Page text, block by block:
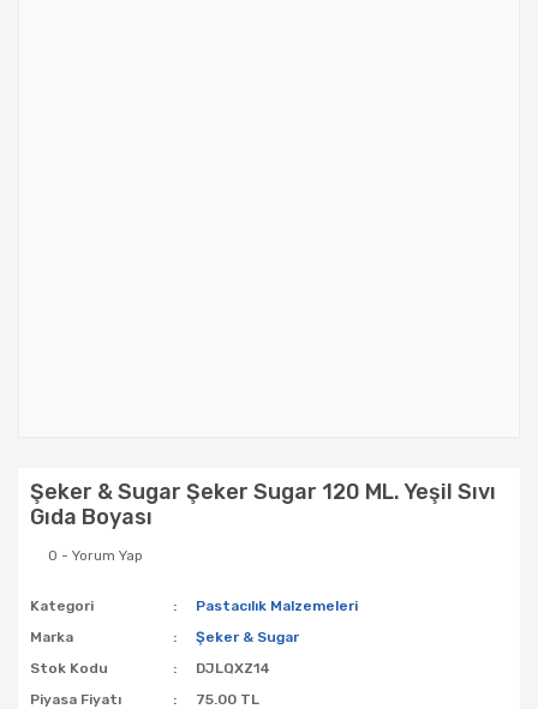
Şeker & Sugar Şeker Sugar 120 ML. Yeşil Sıvı
Gıda Boyası
0 - Yorum Yap
Kategori
Pastacılık Malzemeleri
Marka
Şeker & Sugar
Stok Kodu
DJLQXZ14
Piyasa Fiyatı
75.00 TL